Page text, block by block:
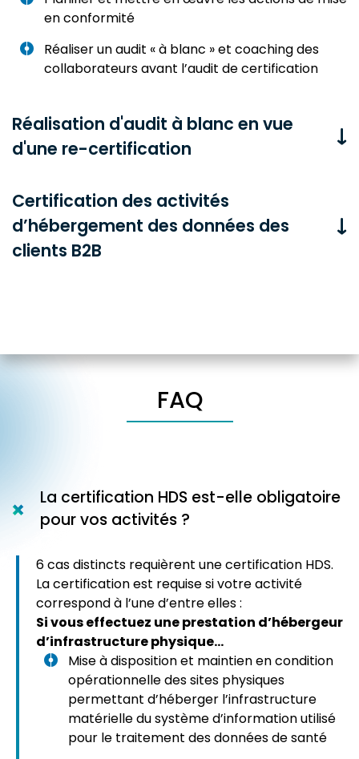
en conformité
Réaliser un audit « à blanc » et coaching des
collaborateurs avant l’audit de certification
Réalisation d'audit à blanc en vue
d'une re-certification
Certification des activités
d’hébergement des données des
clients B2B
FAQ
La certification HDS est-elle obligatoire
pour vos activités ?
6 cas distincts requièrent une certification HDS.
La certification est requise si votre activité
correspond à l’une d’entre elles :
Si vous effectuez une prestation d’hébergeur
d’infrastructure physique…
Mise à disposition et maintien en condition
opérationnelle des sites physiques
permettant d’héberger l’infrastructure
matérielle du système d’information utilisé
pour le traitement des données de santé